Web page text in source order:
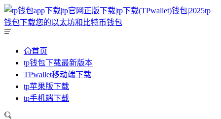
首页
tp钱包下载最新版本
TPwallet移动端下载
tp苹果版下载
tp手机端下载